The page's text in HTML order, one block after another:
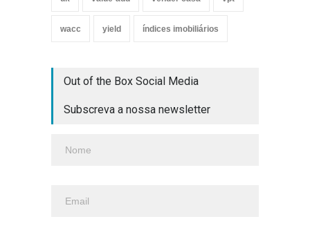
wacc yield índices imobiliários
Out of the Box Social Media
Subscreva a nossa newsletter